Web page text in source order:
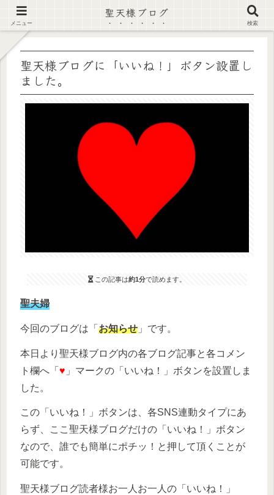
【注意喚起】偽サイト及び偽情報に注意 ▶確認する◀
聖天様ブログに「いいね！」ボタン設置し
ました。
この記事は約1分で読めます。
聖夫婦
今回のブログは「 お知らせ 」です。
本日より聖天様ブログ内の各ブログ記事と各コメン
ト欄へ「 ♥ 」マークの「いいね！」ボタンを設置しま
した。
この「いいね！」ボタンは、各SNS連動タイプにあ
らず、ここ聖天様ブログだけの「いいね！」ボタン
なので、誰でも簡単にポチッ！と押して頂くことが
可能です。
聖天様ブログ読者様お一人お一人の「いいね！」
メニュー
聖天様ブログ
検索